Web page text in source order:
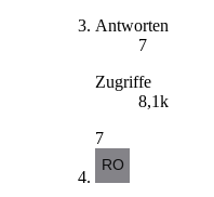
Antworten
7
Zugriffe
8,1k
7